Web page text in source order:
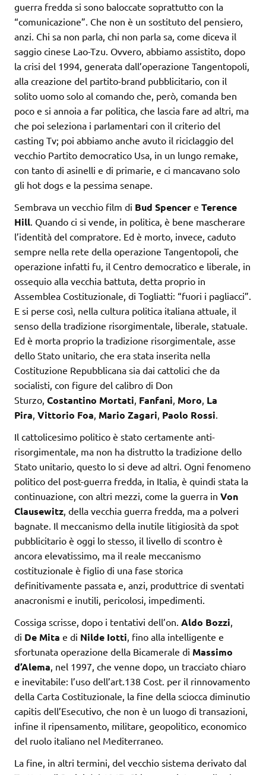
guerra fredda si sono baloccate soprattutto con la
“comunicazione”. Che non è un sostituto del pensiero,
anzi. Chi sa non parla, chi non parla sa, come diceva il
saggio cinese Lao-Tzu. Ovvero, abbiamo assistito, dopo
la crisi del 1994, generata dall’operazione Tangentopoli,
alla creazione del partito-brand pubblicitario, con il
solito uomo solo al comando che, però, comanda ben
poco e si annoia a far politica, che lascia fare ad altri, ma
che poi seleziona i parlamentari con il criterio del
casting Tv; poi abbiamo anche avuto il riciclaggio del
vecchio Partito democratico Usa, in un lungo remake,
con tanto di asinelli e di primarie, e ci mancavano solo
gli hot dogs e la pessima senape.
Sembrava un vecchio film di Bud Spencer e Terence
Hill. Quando ci si vende, in politica, è bene mascherare
l’identità del compratore. Ed è morto, invece, caduto
sempre nella rete della operazione Tangentopoli, che
operazione infatti fu, il Centro democratico e liberale, in
ossequio alla vecchia battuta, detta proprio in
Assemblea Costituzionale, di Togliatti: “fuori i pagliacci”.
E si perse così, nella cultura politica italiana attuale, il
senso della tradizione risorgimentale, liberale, statuale.
Ed è morta proprio la tradizione risorgimentale, asse
dello Stato unitario, che era stata inserita nella
Costituzione Repubblicana sia dai cattolici che da
socialisti, con figure del calibro di Don
Sturzo, Costantino Mortati, Fanfani, Moro, La
Pira, Vittorio Foa, Mario Zagari, Paolo Rossi.
Il cattolicesimo politico è stato certamente anti-
risorgimentale, ma non ha distrutto la tradizione dello
Stato unitario, questo lo si deve ad altri. Ogni fenomeno
politico del post-guerra fredda, in Italia, è quindi stata la
continuazione, con altri mezzi, come la guerra in Von
Clausewitz, della vecchia guerra fredda, ma a polveri
bagnate. Il meccanismo della inutile litigiosità da spot
pubblicitario è oggi lo stesso, il livello di scontro è
ancora elevatissimo, ma il reale meccanismo
costituzionale è figlio di una fase storica
definitivamente passata e, anzi, produttrice di sventati
anacronismi e inutili, pericolosi, impedimenti.
Cossiga scrisse, dopo i tentativi dell’on. Aldo Bozzi,
di De Mita e di Nilde Iotti, fino alla intelligente e
sfortunata operazione della Bicamerale di Massimo
d’Alema, nel 1997, che venne dopo, un tracciato chiaro
e inevitabile: l’uso dell’art.138 Cost. per il rinnovamento
della Carta Costituzionale, la fine della sciocca diminutio
capitis dell’Esecutivo, che non è un luogo di transazioni,
infine il ripensamento, militare, geopolitico, economico
del ruolo italiano nel Mediterraneo.
La fine, in altri termini, del vecchio sistema derivato dal